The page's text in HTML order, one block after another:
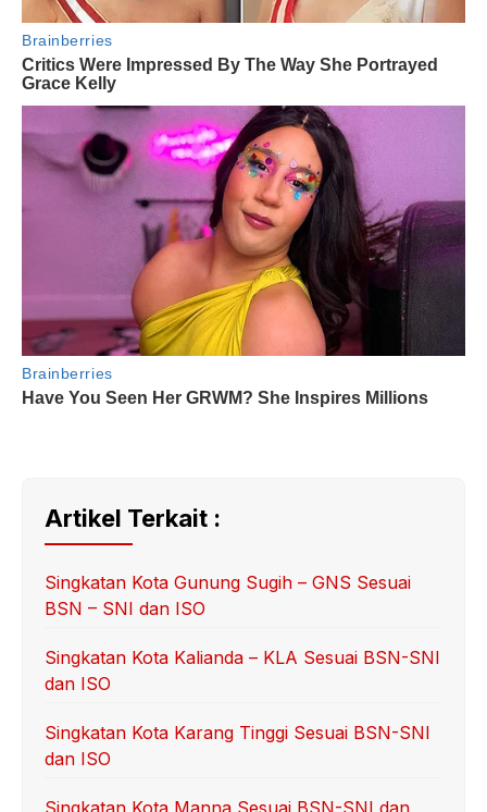
Artikel Terkait :
Singkatan Kota Gunung Sugih – GNS Sesuai
BSN – SNI dan ISO
Singkatan Kota Kalianda – KLA Sesuai BSN-SNI
dan ISO
Singkatan Kota Karang Tinggi Sesuai BSN-SNI
dan ISO
Singkatan Kota Manna Sesuai BSN-SNI dan